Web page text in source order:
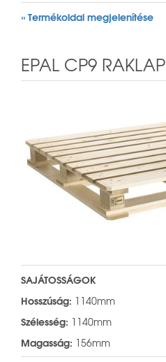
» Termékoldal megjelenítése
EPAL CP9 RAKLAP
SAJÁTOSSÁGOK
Hosszúság: 1140mm
Szélesség: 1140mm
Magasság: 156mm